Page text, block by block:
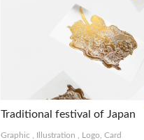
Traditional festival of Japan
Graphic Illustration Logo, Card